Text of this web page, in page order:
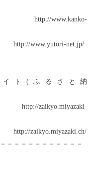
www.kanko-
net.jp/
ネット
ト(ふるさと納
zaikyo.miyazaki.ch/
－－－－－－－－－－－